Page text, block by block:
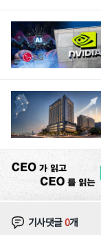
기사댓글0개